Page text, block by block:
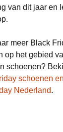
van dit jaar en
meer Black
op het gebied
schoenen?
schoenen
Nederland.